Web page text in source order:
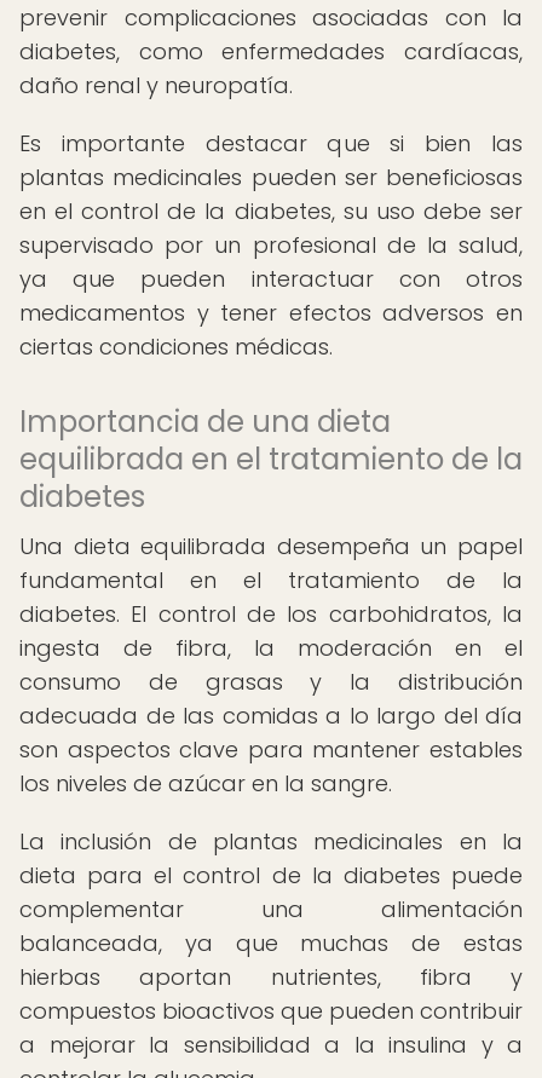
prevenir complicaciones asociadas con la
diabetes, como enfermedades cardíacas,
daño renal y neuropatía.
Es importante destacar que si bien las
plantas medicinales pueden ser beneficiosas
en el control de la diabetes, su uso debe ser
supervisado por un profesional de la salud,
ya que pueden interactuar con otros
medicamentos y tener efectos adversos en
ciertas condiciones médicas.
Importancia de una dieta
equilibrada en el tratamiento de la
diabetes
Una dieta equilibrada desempeña un papel
fundamental en el tratamiento de la
diabetes. El control de los carbohidratos, la
ingesta de fibra, la moderación en el
consumo de grasas y la distribución
adecuada de las comidas a lo largo del día
son aspectos clave para mantener estables
los niveles de azúcar en la sangre.
La inclusión de plantas medicinales en la
dieta para el control de la diabetes puede
complementar una alimentación
balanceada, ya que muchas de estas
hierbas aportan nutrientes, fibra y
compuestos bioactivos que pueden contribuir
a mejorar la sensibilidad a la insulina y a